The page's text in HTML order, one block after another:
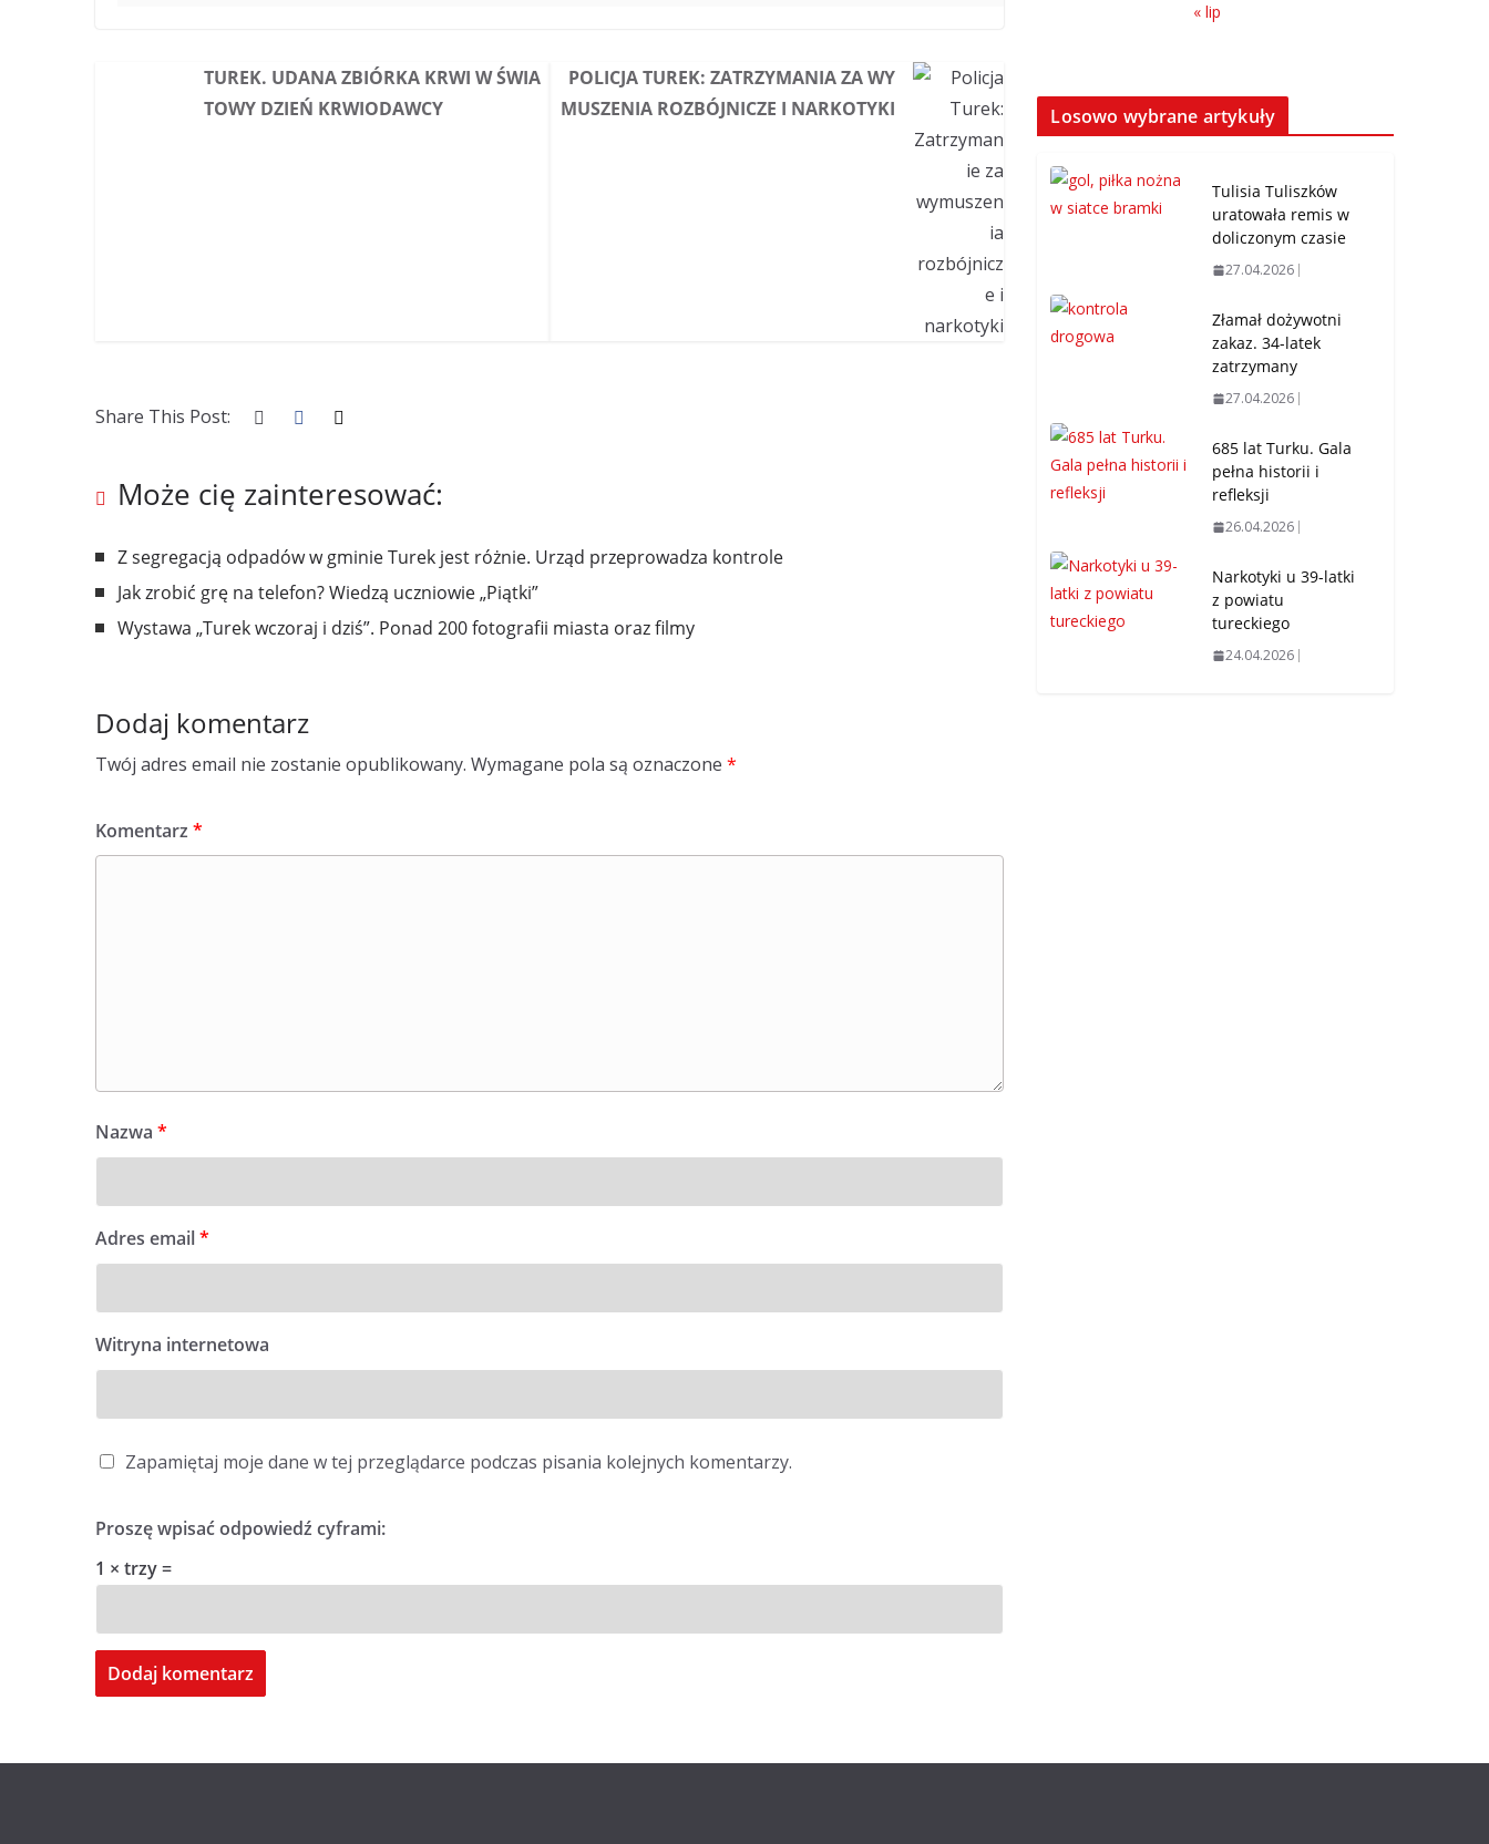
TUREK. UDANA ZBIÓRKA KRWI W ŚWIA
TOWY DZIEŃ KRWIODAWCY
POLICJA TUREK: ZATRZYMANIA ZA WY
MUSZENIA ROZBÓJNICZE I NARKOTYKI
Share This Post:
Może cię zainteresować:
Z segregacją odpadów w gminie Turek jest różnie. Urząd przeprowadza kontrole
Jak zrobić grę na telefon? Wiedzą uczniowie „Piątki”
Wystawa „Turek wczoraj i dziś”. Ponad 200 fotografii miasta oraz filmy
Dodaj komentarz
Twój adres email nie zostanie opublikowany. Wymagane pola są oznaczone *
Komentarz *
Nazwa *
Adres email*
Witryna internetowa
Zapamiętaj moje dane w tej przeglądarce podczas pisania kolejnych komentarzy.
Proszę wpisać odpowiedź cyframi:
1 × trzy =
skarbowe będą
nieczynne
« lip
Losowo wybrane artykuły
Tulisia Tuliszków
uratowała remis w
doliczonym czasie
27.04.2026
Złamał dożywotni
zakaz. 34-latek
zatrzymany
27.04.2026
685 lat Turku. Gala
pełna historii i
refleksji
26.04.2026
Narkotyki u 39-latki
z powiatu
tureckiego
24.04.2026